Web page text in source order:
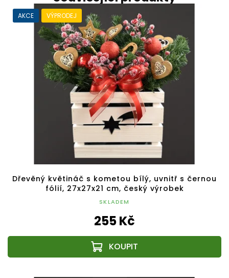
AKCE VÝPRODEJ
Dřevěný květináč s kometou bílý, uvnitř s černou
fólií, 27x27x21 cm, český výrobek
SKLADEM
255 Kč